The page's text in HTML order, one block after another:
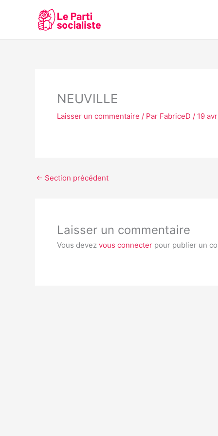
NEUVILLE
Laisser un commentaire / Par FabriceD / 19
← Section précédent
Laisser un commentaire
Vous devez vous connecter pour publier un